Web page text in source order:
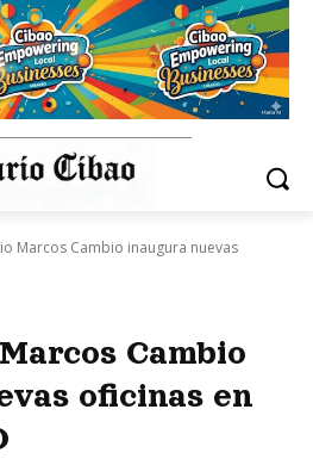
Marcos Cambio inaugura nuevas
Cambio
oficinas en